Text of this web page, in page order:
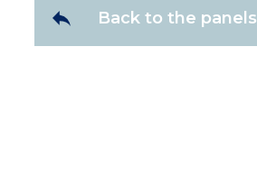
Back to the panels